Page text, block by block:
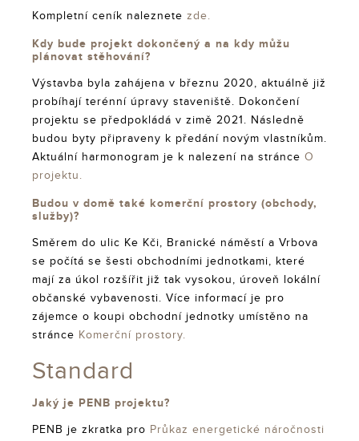
Kompletní ceník naleznete zde.
Kdy bude projekt dokončený a na kdy můžu
plánovat stěhování?
Výstavba byla zahájena v březnu 2020, aktuálně již
probíhají terénní úpravy staveniště. Dokončení
projektu se předpokládá v zimě 2021. Následně
budou byty připraveny k předání novým vlastníkům.
Aktuální harmonogram je k nalezení na stránce O
projektu.
Budou v domě také komerční prostory (obchody,
služby)?
Směrem do ulic Ke Kči, Branické náměstí a Vrbova
se počítá se šesti obchodními jednotkami, které
mají za úkol rozšířit již tak vysokou, úroveň lokální
občanské vybavenosti. Více informací je pro
zájemce o koupi obchodní jednotky umístěno na
stránce Komerční prostory.
Standard
Jaký je PENB projektu?
PENB je zkratka pro Průkaz energetické náročnosti